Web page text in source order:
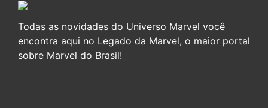
Todas as novidades do Universo Marvel você
encontra aqui no Legado da Marvel, o maior portal
sobre Marvel do Brasil!